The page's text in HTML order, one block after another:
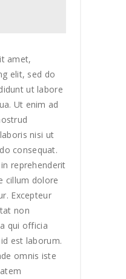
amet,
elit, sed do
ut labore
Ut enim ad
nisi ut
consequat.
reprehenderit
cillum dolore
Excepteur
non
qui officia
est laborum.
omnis iste